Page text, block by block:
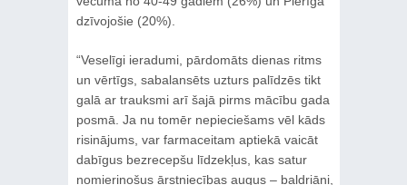
dzīvojošie (20%).
“Veselīgi ieradumi, pārdomāts dienas ritms
un vērtīgs, sabalansēts uzturs palīdzēs tikt
galā ar trauksmi arī šajā pirms mācību gada
posmā. Ja nu tomēr nepieciešams vēl kāds
risinājums, var farmaceitam aptiekā vaicāt
dabīgus bezrecepšu līdzekļus, kas satur
nomierinošus ārstniecības augus – baldriāni,